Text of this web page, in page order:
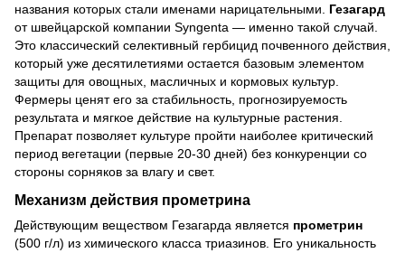
названия которых стали именами нарицательными. Гезагард
от швейцарской компании Syngenta — именно такой случай.
Это классический селективный гербицид почвенного действия,
который уже десятилетиями остается базовым элементом
защиты для овощных, масличных и кормовых культур.
Фермеры ценят его за стабильность, прогнозируемость
результата и мягкое действие на культурные растения.
Препарат позволяет культуре пройти наиболее критический
период вегетации (первые 20-30 дней) без конкуренции со
стороны сорняков за влагу и свет.
Механизм действия прометрина
Действующим веществом Гезагарда является прометрин
(500 г/л) из химического класса триазинов. Его уникальность